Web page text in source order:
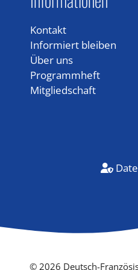
Kontakt
Informiert bleiben
Über uns
Programmheft
Mitgliedschaft
© 2026 Deutsch-